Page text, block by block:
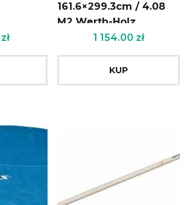
zł
161.6×299.3cm / 4.08
M2 Werth-Holz
1 154.00 zł
KUP